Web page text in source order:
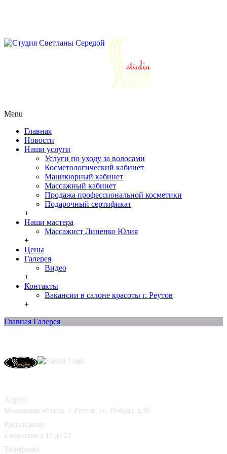
Menu
Главная
Новости
Наши услуги
Услуги по уходу за волосами
Косметологический кабинет
Маникюрный кабинет
Массажный кабинет
Продажа профессиональной косметики
Подарочный сертификат
+
Наши мастера
Массажист Линенко Юлия
+
Цены
Галерея
Видео
+
Контакты
Вакансии в салоне красоты г. Реутов
+
Главная Галерея
Адрес:
Московская область, г. Реутов, ул. Победы, д.30
Расписание
Ежедневно с 10 до 21
Телефоны